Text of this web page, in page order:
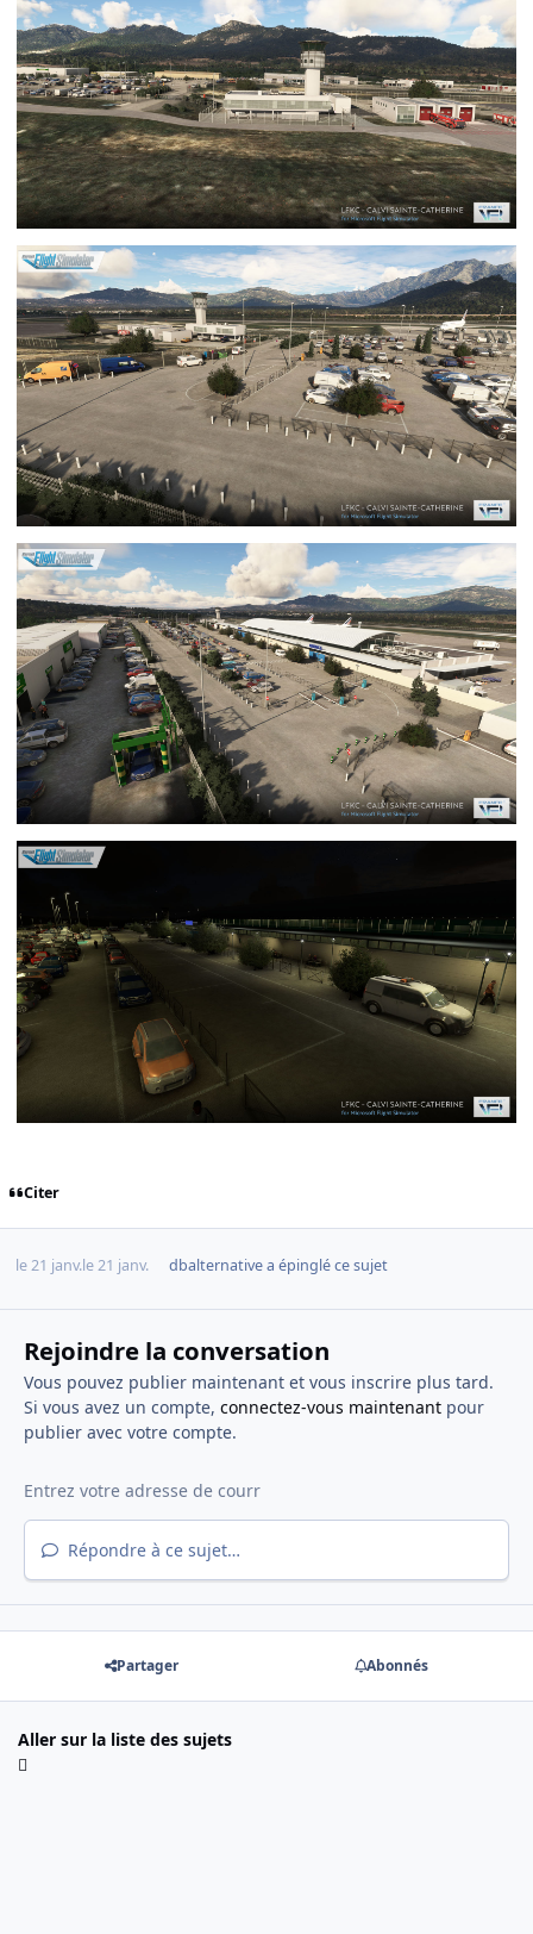
Citer
le 21 janv.le 21 janv. dbalternativea épinglé ce sujet
Rejoindre la conversation
Vous pouvez publier maintenant et vous inscrire plus tard.
Si vous avez un compte, connectez-vous maintenantpour
publier avec votre compte.
Répondre à ce sujet…
Partager Abonnés
Aller sur la liste des sujets